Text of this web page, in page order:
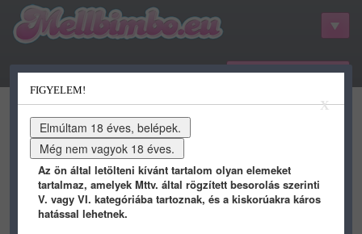
belépés / regisztráció
kategóriák hots gifs porn
youtube qdb
X
FIGYELEM!
Az ön által letölteni kívánt tartalom olyan elemeket
tartalmaz, amelyek Mttv. által rögzített besorolás szerinti
V. vagy VI. kategóriába tartoznak, és a kiskorúakra káros
hatással lehetnek.